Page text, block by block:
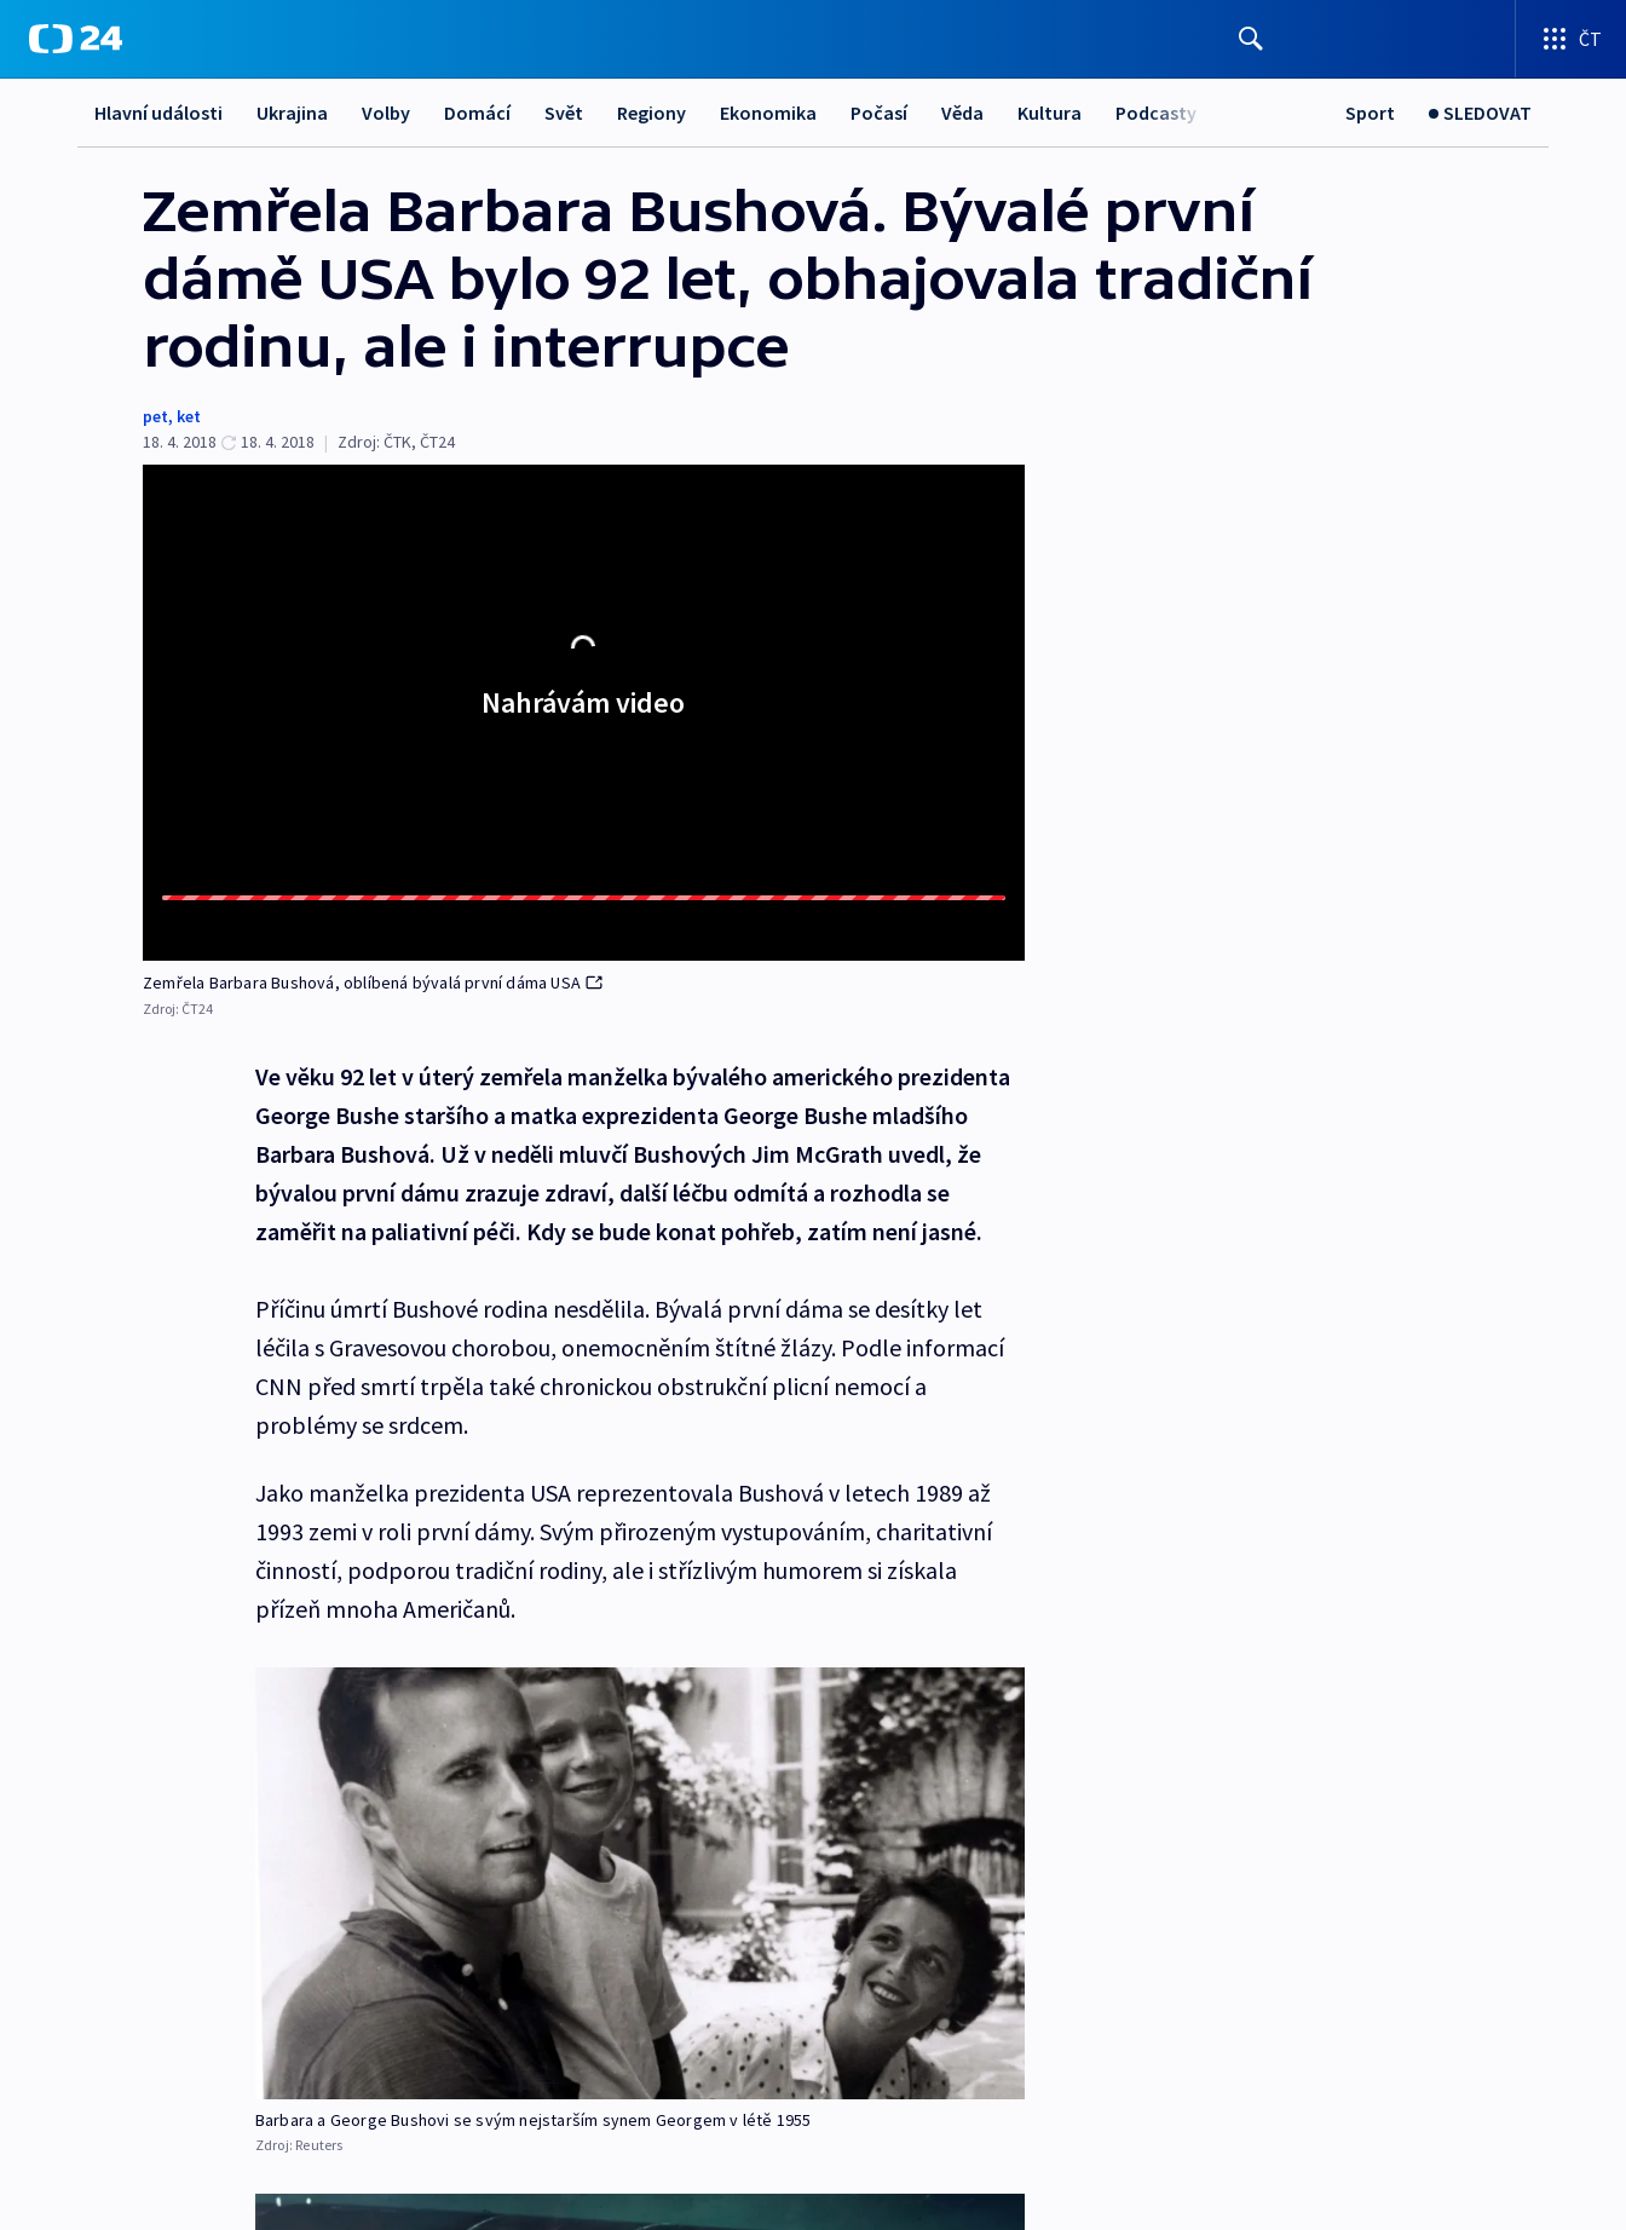
ČT
Hlavní události Ukrajina Volby Domácí Svět Regiony Ekonomika Počasí Věda Kultura Podcasty Sport SLEDOVAT
Zemřela Barbara Bushová. Bývalé první
dámě USA bylo 92 let, obhajovala tradiční
rodinu, ale i interrupce
pet, ket
18. 4. 2018
18. 4. 2018 | Zdroj: ČTK, ČT24
Nahrávám video
Zemřela Barbara Bushová, oblíbená bývalá první dáma USA
Zdroj: ČT24
Ve věku 92 let v úterý zemřela manželka bývalého amerického prezidenta
George Bushe staršího a matka exprezidenta George Bushe mladšího
Barbara Bushová. Už v neděli mluvčí Bushových Jim McGrath uvedl, že
bývalou první dámu zrazuje zdraví, další léčbu odmítá a rozhodla se
zaměřit na paliativní péči. Kdy se bude konat pohřeb, zatím není jasné.
Příčinu úmrtí Bushové rodina nesdělila. Bývalá první dáma se desítky let
léčila s Gravesovou chorobou, onemocněním štítné žlázy. Podle informací
CNN před smrtí trpěla také chronickou obstrukční plicní nemocí a
problémy se srdcem.
Jako manželka prezidenta USA reprezentovala Bushová v letech 1989 až
1993 zemi v roli první dámy. Svým přirozeným vystupováním, charitativní
činností, podporou tradiční rodiny, ale i střízlivým humorem si získala
přízeň mnoha Američanů.
Barbara a George Bushovi se svým nejstarším synem Georgem v létě 1955
Zdroj: Reuters